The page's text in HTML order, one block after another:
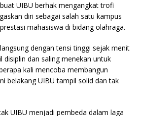
UIBU berhak mengangkat trofi
diri sebagai salah satu kampus
mahasiswa di bidang olahraga.
dengan tensi tinggi sejak menit
disiplin dan saling menekan untuk
kali mencoba membangun
belakang UIBU tampil solid dan tak
UIBU menjadi pembeda dalam laga